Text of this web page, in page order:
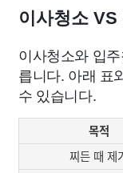
이사청소 VS
이사청소와 입
릅니다. 아래 표
수 있습니다.
목적
찌든 때 제